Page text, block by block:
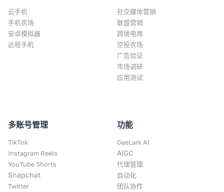
云手机
手机农场
安卓模拟器
远程手机
多账号管理
TikTok
Instagram Reels
YouTube Shorts
Snapchat
Twitter
社交媒体营销
联盟营销
跨境电商
空投农场
广告验证
市场调研
应用测试
功能
GeeLark AI
AIGC
代理管理
自动化
团队协作